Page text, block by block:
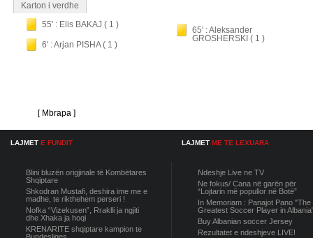
Karton i verdhe
55' : Elis BAKAJ ( 1 )
6' : Arjan PISHA ( 1 )
65' : Aleksander
GROSHERSKI ( 1 )
[ Mbrapa ]
LAJMET E FUNDIT
Blini bluzën origjinale të Kombëtares
Shqiptare
Shkodran Mustafi, deshira ime me e
madhe, te rikthehem perseri !
Nofka “Vizekusen”, Rraklli ja ngjiti
dhe Xhaka ja hoqi
KRENARITE shqiptare kampion te
LAJMET ME TE LEXUARA
Ndeshje Live ne TV
Ne fokus/ Cana në garën për
“Lojtarin më popullor në Botë”
In Memoriam : Panajot Pano "The
Greatest Soccer Player in
Buy Albanian soccer Jersey
Rezultatet e ndeshjeve LIVE!